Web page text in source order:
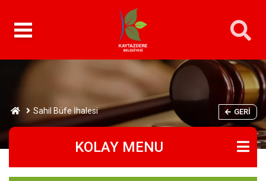
Sahil Büfe İhalesi GERI
KOLAY MENU